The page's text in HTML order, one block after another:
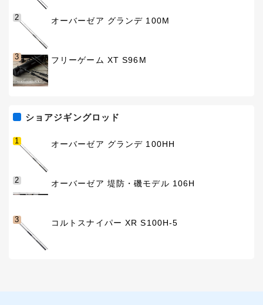
2 オーバーゼア グランデ 100M
3 フリーゲーム XT S96M
ショアジギングロッド
1 オーバーゼア グランデ 100HH
2 オーバーゼア 堤防・磯モデル 106H
3 コルトスナイパー XR S100H-5